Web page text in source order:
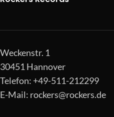
Weckenstr. 1
30451 Hannover
Telefon: +49-511-212299
E-Mail: rockers@rockers.de